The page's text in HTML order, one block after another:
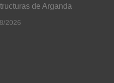
de Arganda
2026